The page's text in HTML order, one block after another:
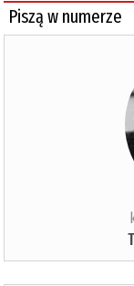
Piszą w numerze